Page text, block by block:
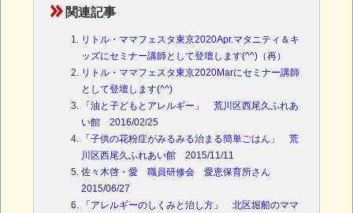
関連記事
リトル・ママフェスタ東京2020Apr.マタニティ＆キ
ッズにセミナー講師として登壇します(^^)（再）
リトル・ママフェスタ東京2020Marにセミナー講師
として登壇します(^^)
「油と子どもとアレルギー」 荒川区西尾久ふれあ
い館 2016/02/25
「子供の花粉症がみるみる治まる簡単ごはん」 荒
川区西尾久ふれあい館 2015/11/11
佐々木啓・愛 職員研修会 愛恵保育所さん
2015/06/27
「アレルギーのしくみと治し方」 北区堀船のママ